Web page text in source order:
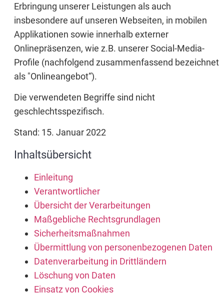
Erbringung unserer Leistungen als auch
insbesondere auf unseren Webseiten, in mobilen
Applikationen sowie innerhalb externer
Onlinepräsenzen, wie z.B. unserer Social-Media-
Profile (nachfolgend zusammenfassend bezeichnet
als "Onlineangebot“).
Die verwendeten Begriffe sind nicht
geschlechtsspezifisch.
Stand: 15. Januar 2022
Inhaltsübersicht
Einleitung
Verantwortlicher
Übersicht der Verarbeitungen
Maßgebliche Rechtsgrundlagen
Sicherheitsmaßnahmen
Übermittlung von personenbezogenen Daten
Datenverarbeitung in Drittländern
Löschung von Daten
Einsatz von Cookies